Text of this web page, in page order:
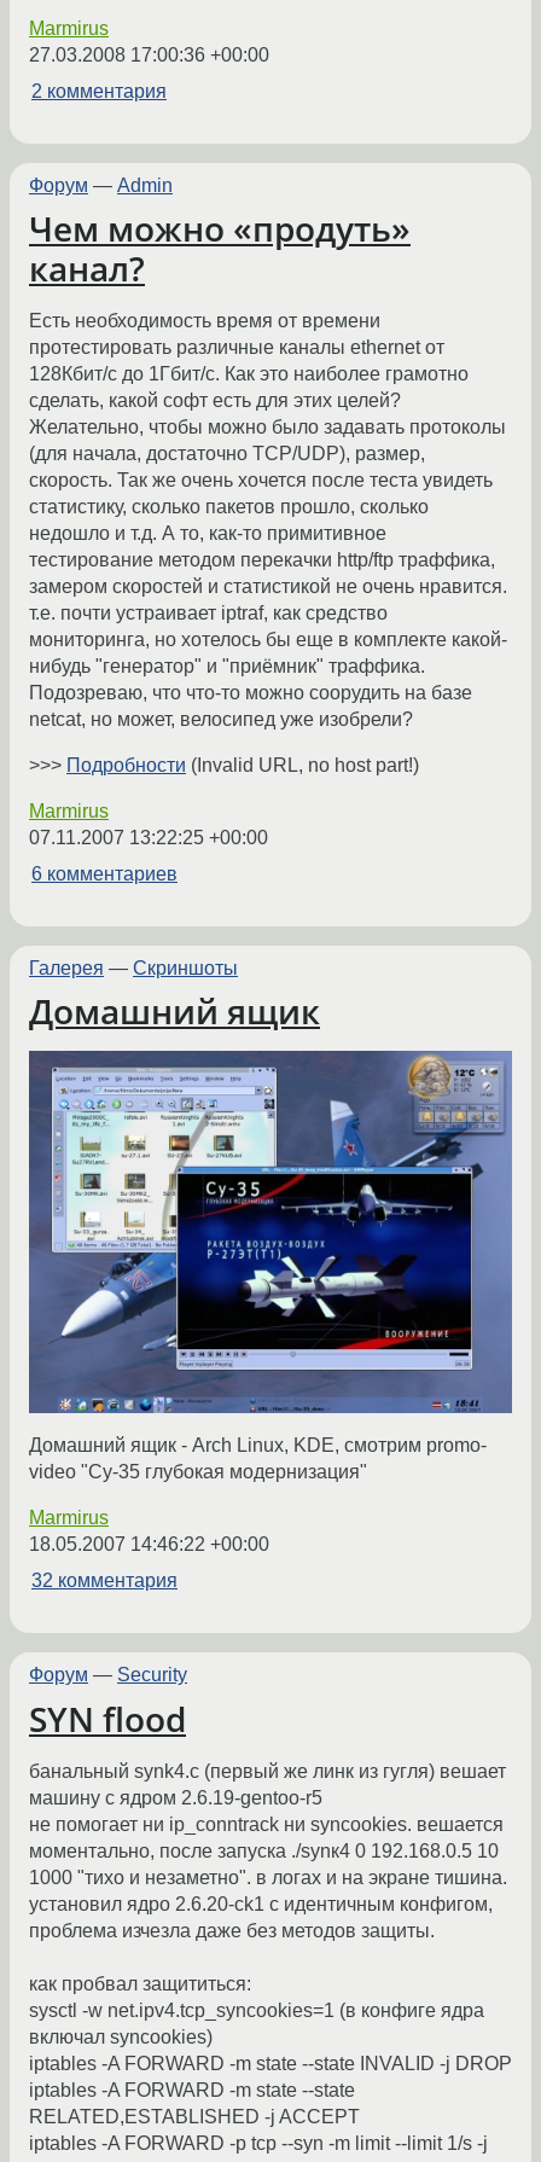
Marmirus
27.03.2008 17:00:36 +00:00
2 комментария
Форум — Admin
Чем можно «продуть»
канал?
Есть необходимость время от времени
протестировать различные каналы ethernet от
128Кбит/с до 1Гбит/с. Как это наиболее грамотно
сделать, какой софт есть для этих целей?
Желательно, чтобы можно было задавать протоколы
(для начала, достаточно TCP/UDP), размер,
скорость. Так же очень хочется после теста увидеть
статистику, сколько пакетов прошло, сколько
недошло и т.д. А то, как-то примитивное
тестирование методом перекачки http/ftp траффика,
замером скоростей и статистикой не очень нравится.
т.е. почти устраивает iptraf, как средство
мониторинга, но хотелось бы еще в комплекте какой-
нибудь "генератор" и "приёмник" траффика.
Подозреваю, что что-то можно соорудить на базе
netcat, но может, велосипед уже изобрели?
>>> Подробности (Invalid URL, no host part!)
Marmirus
07.11.2007 13:22:25 +00:00
6 комментариев
Галерея — Скриншоты
Домашний ящик
Домашний ящик - Arch Linux, KDE, смотрим promo-
video "Су-35 глубокая модернизация"
Marmirus
18.05.2007 14:46:22 +00:00
32 комментария
Форум — Security
SYN flood
банальный synk4.c (первый же линк из гугля) вешает
машину с ядром 2.6.19-gentoo-r5
не помогает ни ip_conntrack ни syncookies. вешается
моментально, после запуска ./synк4 0 192.168.0.5 10
1000 "тихо и незаметно". в логах и на экране тишина.
установил ядро 2.6.20-ck1 с идентичным конфигом,
проблема изчезла даже без методов защиты.
как пробвал защититься:
sysctl -w net.ipv4.tcp_syncookies=1 (в конфиге ядра
включал syncookies)
iptables -A FORWARD -m state --state INVALID -j DROP
iptables -A FORWARD -m state --state
RELATED,ESTABLISHED -j ACCEPT
iptables -A FORWARD -p tcp --syn -m limit --limit 1/s -j